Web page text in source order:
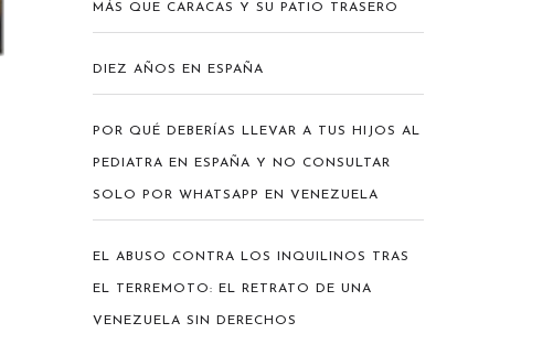
MÁS QUE CARACAS Y SU PATIO TRASERO
DIEZ AÑOS EN ESPAÑA
POR QUÉ DEBERÍAS LLEVAR A TUS HIJOS AL
PEDIATRA EN ESPAÑA Y NO CONSULTAR
SOLO POR WHATSAPP EN VENEZUELA
EL ABUSO CONTRA LOS INQUILINOS TRAS
EL TERREMOTO: EL RETRATO DE UNA
VENEZUELA SIN DERECHOS